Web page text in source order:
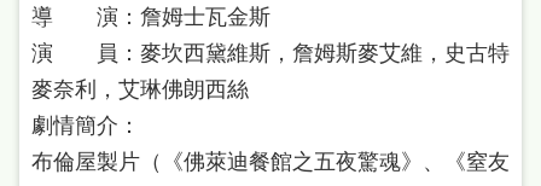
導 演：詹姆士瓦金斯
演 員：麥坎西黛維斯，詹姆斯麥艾維，史古特
麥奈利，艾琳佛朗西絲
劇情簡介：
布倫屋製片（《佛萊迪餐館之五夜驚魂》、《窒友